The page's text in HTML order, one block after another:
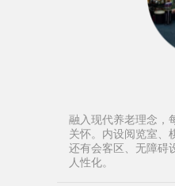
融入现代养老理念，
关怀。内设阅览室、
还有会客区、无障碍
人性化。